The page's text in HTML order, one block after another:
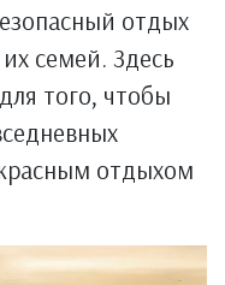
отдых
семей. Здесь
того, чтобы
отдыхом